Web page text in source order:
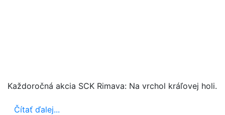
Každoročná akcia SCK Rimava: Na vrchol kráľovej holi.
Čítať ďalej...